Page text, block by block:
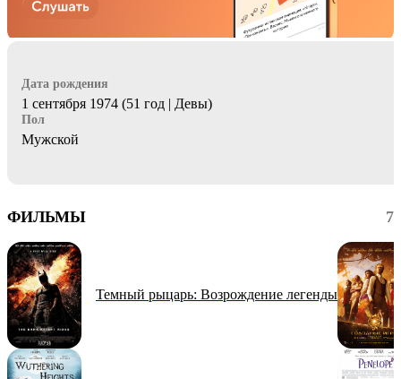
Дата рождения
1 сентября 1974 (51 год | Девы)
Пол
Мужской
ФИЛЬМЫ 7
Темный рыцарь: Возрождение легенды